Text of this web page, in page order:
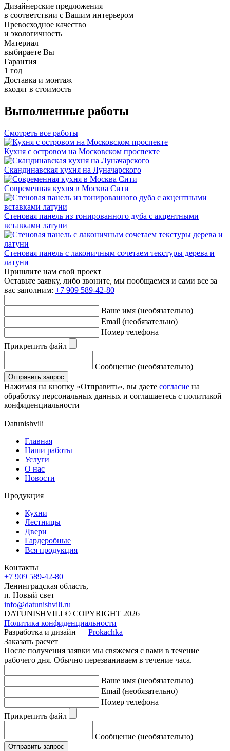
Дизайнерские предложения
в соответствии с Вашим интерьером
Превосходное качество
и экологичность
Материал
выбираете Вы
Гарантия
1 год
Доставка и монтаж
входят в стоимость
Выполненные работы
Смотреть все работы
Кухня с островом на Московском проспекте
Скандинавская кухня на Луначарского
Современная кухня в Москва Сити
Стеновая панель из тонированного дуба с акцентными
вставками латуни
Стеновая панель с лаконичным сочетаем текстуры дерева и
латуни
Пришлите нам свой проект
Оставьте заявку, либо звоните, мы пообщаемся и сами все за
вас заполним: +7 909 589-42-80
Ваше имя (необязательно)
Email (необязательно)
Номер телефона
Прикрепить файл
Сообщение (необязательно)
Отправить запрос
Нажимая на кнопку «Отправить», вы даете согласие на
обработку персональных данных и соглашаетесь с политикой
конфиденциальности
Datunishvili
Главная
Наши работы
Услуги
О нас
Новости
Продукция
Кухни
Лестницы
Двери
Гардеробные
Вся продукция
Контакты
+7 909 589-42-80
Ленинградская область,
п. Новый свет
info@datunishvili.ru
DATUNISHVILI © COPYRIGHT 2026
Политика конфиденциальности
Разработка и дизайн — Prokachka
Заказать расчет
После получения заявки мы свяжемся с вами в течение
рабочего дня. Обычно перезваниваем в течение часа.
Ваше имя (необязательно)
Email (необязательно)
Номер телефона
Прикрепить файл
Сообщение (необязательно)
Отправить запрос